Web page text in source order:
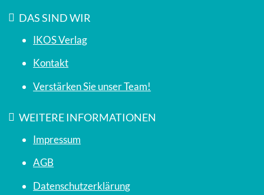
DAS SIND WIR
IKOS Verlag
Kontakt
Verstärken Sie unser Team!
WEITERE INFORMATIONEN
Impressum
AGB
Datenschutzerklärung